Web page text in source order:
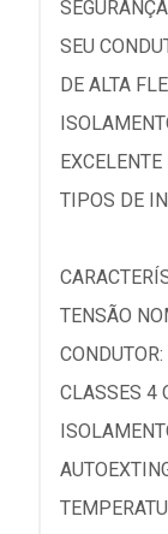
SEU
DE ALTA
TIPOS DE
TENSÃO
CLASSES 4